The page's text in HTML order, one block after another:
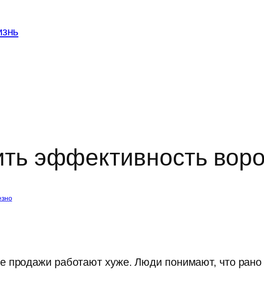
эффективность
продажи работают хуже. Люди понимают, что рано